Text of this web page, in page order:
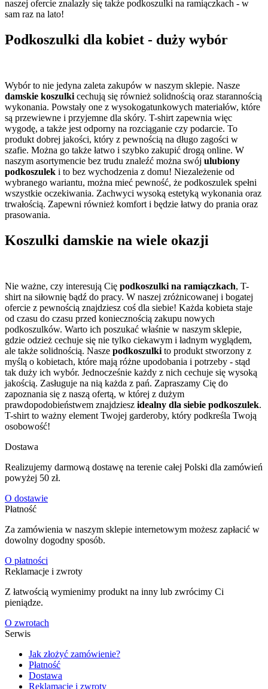
naszej ofercie znalazły się także podkoszulki na ramiączkach - w
sam raz na lato!
Podkoszulki dla kobiet - duży wybór
Wybór to nie jedyna zaleta zakupów w naszym sklepie. Nasze
damskie koszulki cechują się również solidnością oraz starannością
wykonania. Powstały one z wysokogatunkowych materiałów, które
są przewiewne i przyjemne dla skóry. T-shirt zapewnia więc
wygodę, a także jest odporny na rozciąganie czy podarcie. To
produkt dobrej jakości, który z pewnością na długo zagości w
szafie. Można go także łatwo i szybko zakupić drogą online. W
naszym asortymencie bez trudu znaleźć można swój ulubiony
podkoszulek i to bez wychodzenia z domu! Niezależenie od
wybranego wariantu, można mieć pewność, że podkoszulek spełni
wszystkie oczekiwania. Zachwyci wysoką estetyką wykonania oraz
trwałością. Zapewni również komfort i będzie łatwy do prania oraz
prasowania.
Koszulki damskie na wiele okazji
Nie ważne, czy interesują Cię podkoszulki na ramiączkach, T-
shirt na siłownię bądź do pracy. W naszej zróżnicowanej i bogatej
ofercie z pewnością znajdziesz coś dla siebie! Każda kobieta staje
od czasu do czasu przed koniecznością zakupu nowych
podkoszulków. Warto ich poszukać właśnie w naszym sklepie,
gdzie odzież cechuje się nie tylko ciekawym i ładnym wyglądem,
ale także solidnością. Nasze podkoszulki to produkt stworzony z
myślą o kobietach, które mają różne upodobania i potrzeby - stąd
tak duży ich wybór. Jednocześnie każdy z nich cechuje się wysoką
jakością. Zasługuje na nią każda z pań. Zapraszamy Cię do
zapoznania się z naszą ofertą, w której z dużym
prawdopodobieństwem znajdziesz idealny dla siebie podkoszulek.
T-shirt to ważny element Twojej garderoby, który podkreśla Twoją
osobowość!
Dostawa
Realizujemy darmową dostawę na terenie całej Polski dla zamówień
powyżej 50 zł.
O dostawie
Płatność
Za zamówienia w naszym sklepie internetowym możesz zapłacić w
dowolny dogodny sposób.
O płatności
Reklamacje i zwroty
Z łatwością wymienimy produkt na inny lub zwrócimy Ci
pieniądze.
O zwrotach
Serwis
Jak złożyć zamówienie?
Płatność
Dostawa
Reklamacje i zwroty